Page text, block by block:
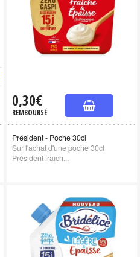
0,30€
REMBOURSÉ
Président - Poche 30cl
Sur l'achat d'une poche 30cl
Président fraîch...